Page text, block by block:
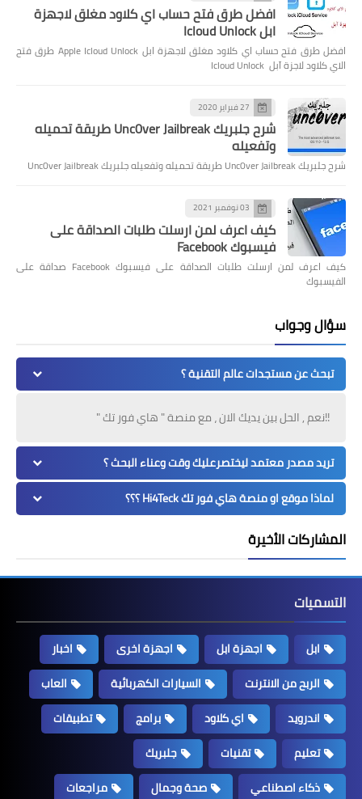
افضل طرق فتح حساب اي كلاود مغلق لاجهزة
ابل Icloud Unlock
افضل طرق فتح حساب اي كلاود مغلق لاجهزة ابل Apple Icloud Unlock طرق فتح
الاي كلاود لاجزة آبل Icloud Unlock
27 فبراير 2020
شرح جلبريك Unc0ver Jailbreak طريقة تحميله
وتفعيله
شرح جلبريك Unc0ver Jailbreak طريقة تحميله وتفعيله جلبريك Unc0ver Jailbreak
03 نوفمبر 2021
كيف اعرف لمن ارسلت طلبات الصداقة على
فيسبوك Facebook
كيف اعرف لمن ارسلت طلبات الصداقة على فيسبوك Facebook صداقة على
الفيسبوك
سؤال وجواب
تبحث عن مستجدات عالم التقنية ؟
!!نعم , الحل بين يديك الان ، مع منصة " هاي فور تك "
تريد مصدر معتمد ليختصرعليك وقت وعناء البحث ؟
لماذا موقع او منصة هاي فور تك Hi4Teck ؟؟؟
المشاركات الأخيرة
التسميات
ابل اجهزة ابل اجهزة اخرى
اخبار
الربح من الانترنت
السيارات الكهربائية
العاب
اندرويد
اي كلاود برامج
تطبيقات
تعليم
تقنيات
جلبريك
ذكاء اصطناعي
صحة وجمال
مراجعات